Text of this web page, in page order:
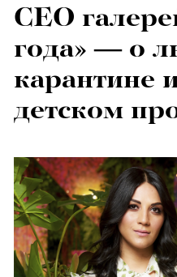
CEO
года» — о
карантине
детском